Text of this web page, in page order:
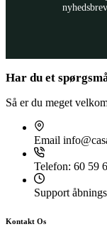
nyhedsbrev
Har du et
Så er du meget
Email
Telefon: 60 59
Support
Kontakt Os